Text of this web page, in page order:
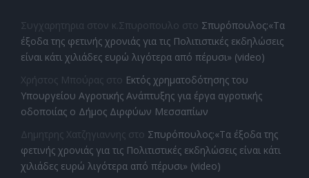
Συγχαρητηρια στον κ.Σπυροπουλο στο Σπυρόπουλος:«Τα
έξοδα της φετινής χρονιάς για τις Πολιτιστικές εκδηλώσεις
είναι κάτι χιλιάδες ευρώ λιγότερα από πέρυσι» (video)
Χρήστος Μπούρας στο Εκτός χρηματοδότησης του
Υπουργείου Αγροτικής Ανάπτυξης για έργα αγροτικής
οδοποιίας ο Δήμος Διρφύων Μεσσαπίων
Δημητρης Χατζηγιαννης στο Σπυρόπουλος:«Τα έξοδα της
φετινής χρονιάς για τις Πολιτιστικές εκδηλώσεις είναι κάτι
χιλιάδες ευρώ λιγότερα από πέρυσι» (video)